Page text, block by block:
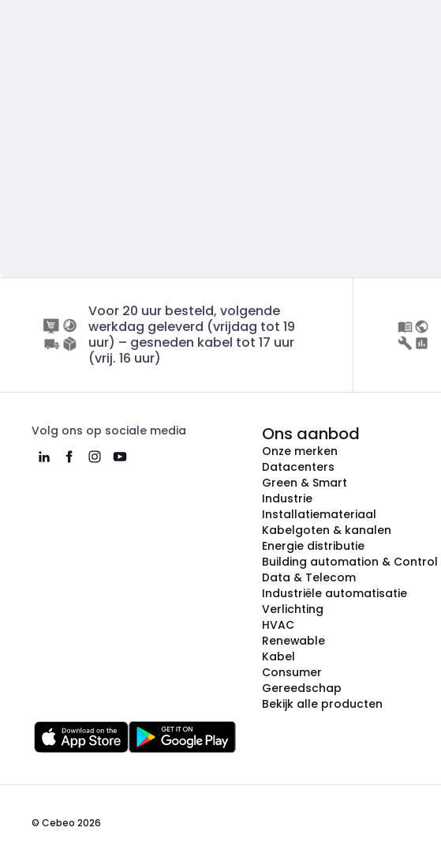
Voor 20 uur besteld, volgende
werkdag geleverd (vrijdag tot 19
uur) – gesneden kabel tot 17 uur
(vrij. 16 uur)
Volg ons op sociale media Ons aanbod
Onze merken
Datacenters
Green & Smart
Industrie
Installatiemateriaal
Kabelgoten & kanalen
Energie distributie
Building automation & Control
Data & Telecom
Industriële automatisatie
Verlichting
HVAC
Renewable
Kabel
Consumer
Gereedschap
Bekijk alle producten
© Cebeo 2026